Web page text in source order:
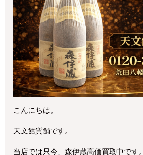
こんにちは。
天文館質舗です。
当店では只今、森伊蔵高価買取中です。